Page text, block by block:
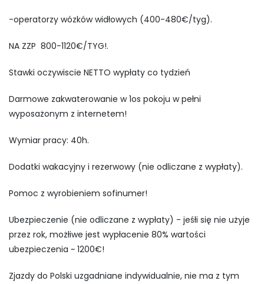
-operatorzy wózków widłowych (400-480€/tyg).
NA ZZP 800-1120€/TYG!.
Stawki oczywiscie NETTO wypłaty co tydzień
Darmowe zakwaterowanie w 1os pokoju w pełni
wyposażonym z internetem!
Wymiar pracy: 40h.
Dodatki wakacyjny i rezerwowy (nie odliczane z wypłaty).
Pomoc z wyrobieniem sofinumer!
Ubezpieczenie (nie odliczane z wypłaty) - jeśłi się nie użyje
przez rok, możłiwe jest wypłacenie 80% wartości
ubezpieczenia ~ 1200€!
Zjazdy do Polski uzgadniane indywidualnie, nie ma z tym